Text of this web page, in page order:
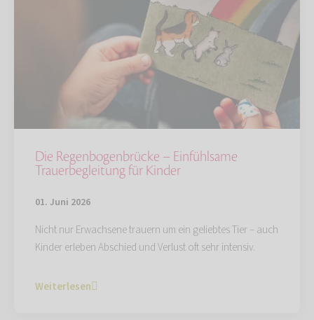
Die Regenbogenbrücke – Einfühlsame
Trauerbegleitung für Kinder
01. Juni 2026
Nicht nur Erwachsene trauern um ein geliebtes Tier – auch
Kinder erleben Abschied und Verlust oft sehr intensiv.
Weiterlesen